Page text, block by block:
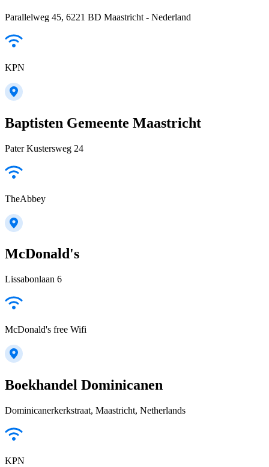
Parallelweg 45, 6221 BD Maastricht - Nederland
KPN
Baptisten Gemeente Maastricht
Pater Kustersweg 24
TheAbbey
McDonald's
Lissabonlaan 6
McDonald's free Wifi
Boekhandel Dominicanen
Dominicanerkerkstraat, Maastricht, Netherlands
KPN